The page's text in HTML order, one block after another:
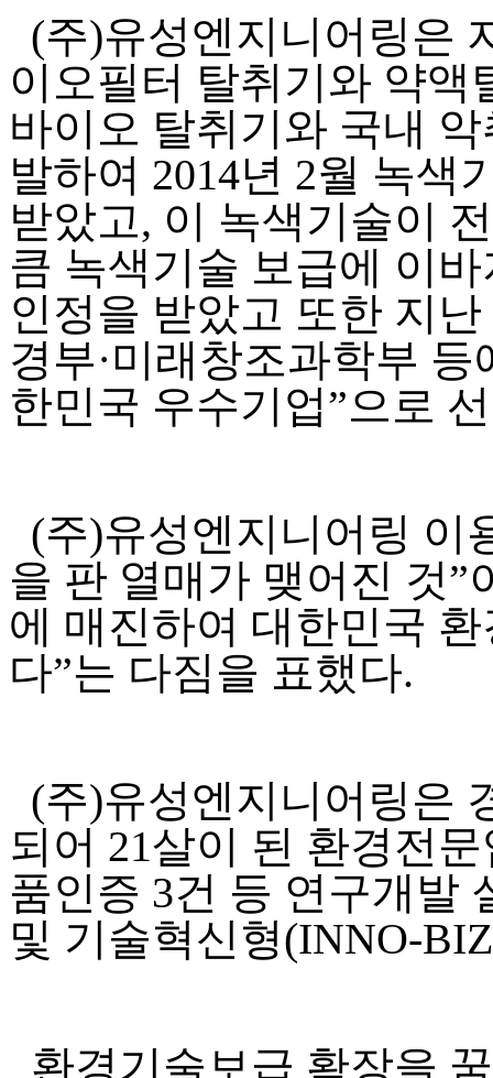
(주)유성엔지니어링은
이오필터 탈취기와 약
바이오 탈취기와 국내
발하여 2014년 2월 녹색
받았고, 이 녹색기술이
큼 녹색기술 보급에 이
인정을 받았고 또한 지난
경부·미래창조과학부
한민국 우수기업”으로
(주)유성엔지니어링 이
을 판 열매가 맺어진 것”
에 매진하여 대한민국
다”는 다짐을 표했다.
(주)유성엔지니어링은
되어 21살이 된 환경전
품인증 3건 등 연구개발
및 기술혁신형(INNO-
환경기술보급 확장을